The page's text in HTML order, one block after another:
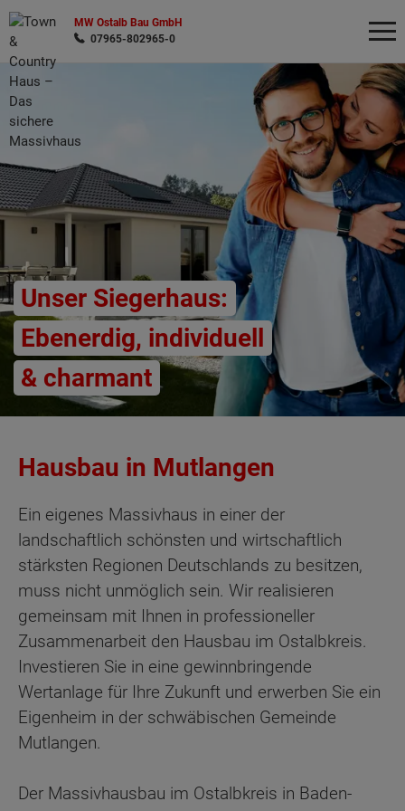
MW Ostalb Bau GmbH
07965-802965-0
Unser Siegerhaus:
Ebenerdig, individuell
& charmant
Hausbau in Mutlangen
Ein eigenes Massivhaus in einer der
landschaftlich schönsten und wirtschaftlich
stärksten Regionen Deutschlands zu besitzen,
muss nicht unmöglich sein. Wir realisieren
gemeinsam mit Ihnen in professioneller
Zusammenarbeit den Hausbau im Ostalbkreis.
Investieren Sie in eine gewinnbringende
Wertanlage für Ihre Zukunft und erwerben Sie ein
Eigenheim in der schwäbischen Gemeinde
Mutlangen.
Der Massivhausbau im Ostalbkreis in Baden-
Wonach möchten Sie suchen?